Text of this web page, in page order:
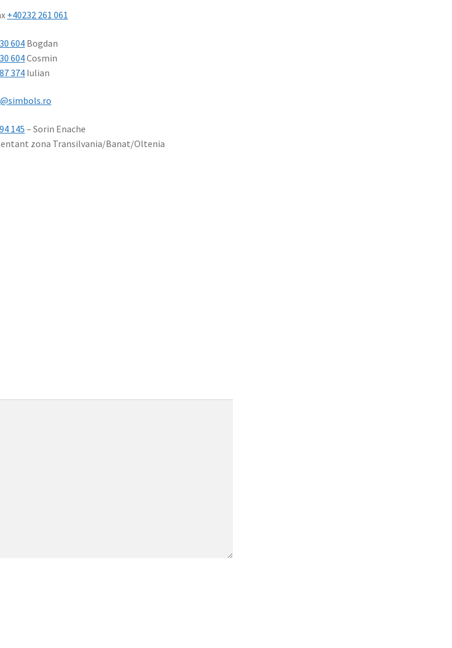
+40232 261 061
604 Bogdan
604Cosmin
374 Iulian
145 – Sorin Enache
zona Transilvania/Banat/Oltenia